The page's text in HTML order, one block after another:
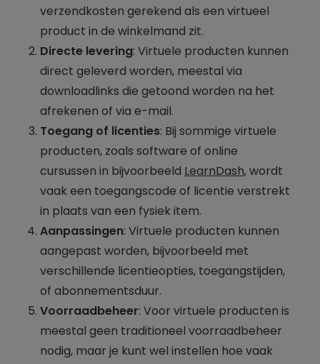
verzendkosten gerekend als een virtueel
product in de winkelmand zit.
Directe levering: Virtuele producten kunnen
direct geleverd worden, meestal via
downloadlinks die getoond worden na het
afrekenen of via e-mail.
Toegang of licenties: Bij sommige virtuele
producten, zoals software of online
cursussen in bijvoorbeeld LearnDash, wordt
vaak een toegangscode of licentie verstrekt
in plaats van een fysiek item.
Aanpassingen: Virtuele producten kunnen
aangepast worden, bijvoorbeeld met
verschillende licentieopties, toegangstijden,
of abonnementsduur.
Voorraadbeheer: Voor virtuele producten is
meestal geen traditioneel voorraadbeheer
nodig, maar je kunt wel instellen hoe vaak